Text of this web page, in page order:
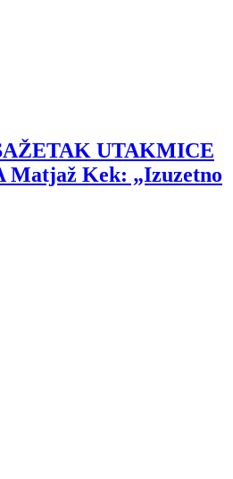
UTAKMICE
Kek: „Izuzetno